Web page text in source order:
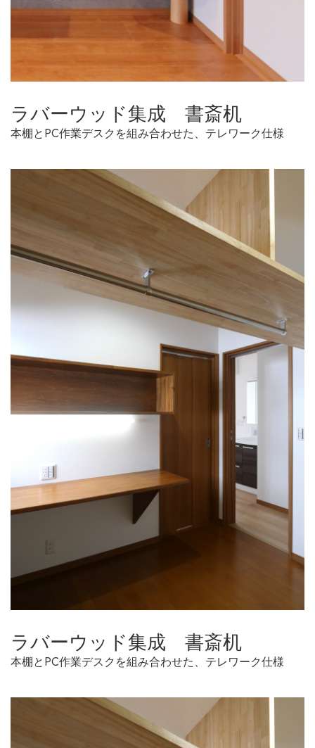
ラバーウッド集成 書斎机
本棚とPC作業デスクを組み合わせた、テレワーク仕様
ラバーウッド集成 書斎机
本棚とPC作業デスクを組み合わせた、テレワーク仕様